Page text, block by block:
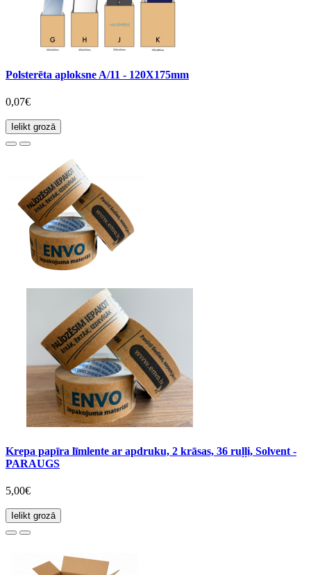
Polsterēta aploksne A/11 - 120X175mm
0,07€
Ielikt grozā
Krepa papīra līmlente ar apdruku, 2 krāsas, 36 ruļļi, Solvent -
PARAUGS
5,00€
Ielikt grozā